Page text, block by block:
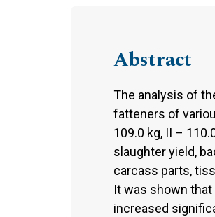
Abstract
The analysis of
fatteners of
109.0 kg, II –
slaughter yield,
carcass parts,
It was shown
increased